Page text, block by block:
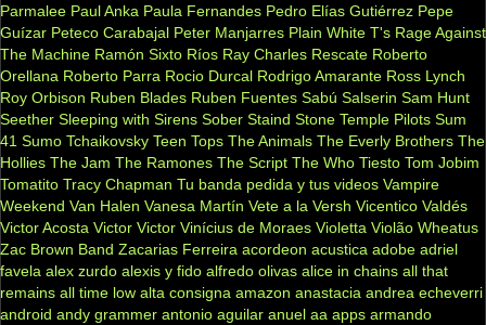
Parmalee Paul Anka Paula Fernandes Pedro Elías Gutiérrez Pepe
Guízar Peteco Carabajal Peter Manjarres Plain White T's Rage Against
The Machine Ramón Sixto Ríos Ray Charles Rescate Roberto
Orellana Roberto Parra Rocio Durcal Rodrigo Amarante Ross Lynch
Roy Orbison Ruben Blades Ruben Fuentes Sabú Salserin Sam Hunt
Seether Sleeping with Sirens Sober Staind Stone Temple Pilots Sum
41 Sumo Tchaikovsky Teen Tops The Animals The Everly Brothers The
Hollies The Jam The Ramones The Script The Who Tiesto Tom Jobim
Tomatito Tracy Chapman Tu banda pedida y tus videos Vampire
Weekend Van Halen Vanesa Martín Vete a la Versh Vicentico Valdés
Victor Acosta Victor Victor Vinícius de Moraes Violetta Violão Wheatus
Zac Brown Band Zacarias Ferreira acordeon acustica adobe adriel
favela alex zurdo alexis y fido alfredo olivas alice in chains all that
remains all time low alta consigna amazon anastacia andrea echeverri
android andy grammer antonio aguilar anuel aa apps armando